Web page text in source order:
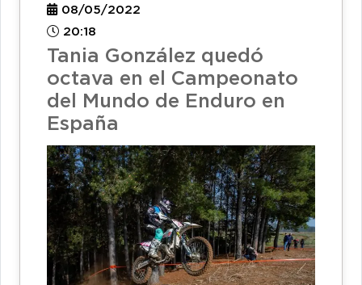
08/05/2022
20:18
Tania González quedó
octava en el Campeonato
del Mundo de Enduro en
España